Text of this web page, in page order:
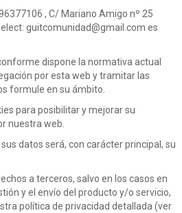
, C/ Mariano Amigo nº 25
guitcomunidad@gmail.com es
dispone la normativa actual
por esta web y tramitar las
formule en su ámbito.
para posibilitar y mejorar su
nuestra web.
datos será, con carácter principal, su
a terceros, salvo en los casos en
y el envío del producto y/o servicio,
política de privacidad detallada (ver